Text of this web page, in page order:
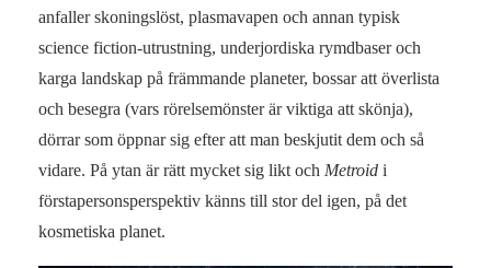
anfaller skoningslöst, plasmavapen och annan typisk
science fiction-utrustning, underjordiska rymdbaser och
karga landskap på främmande planeter, bossar att överlista
och besegra (vars rörelsemönster är viktiga att skönja),
dörrar som öppnar sig efter att man beskjutit dem och så
vidare. På ytan är rätt mycket sig likt och Metroid i
förstapersonsperspektiv känns till stor del igen, på det
kosmetiska planet.